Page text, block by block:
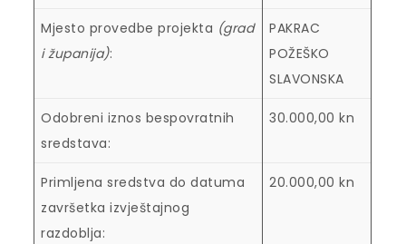
Mjesto provedbe projekta (grad
i županija):
PAKRAC
POŽEŠKO
SLAVONSKA
Odobreni iznos bespovratnih
sredstava:
30.000,00 kn
Primljena sredstva do datuma
završetka izvještajnog
razdoblja:
20.000,00 kn